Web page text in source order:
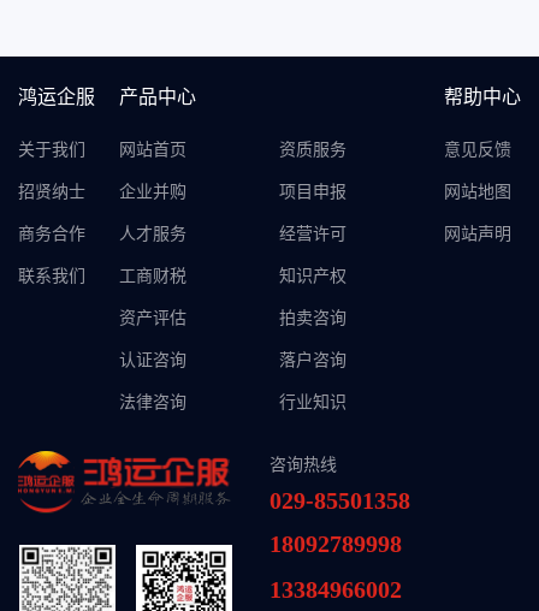
鸿运企服
关于我们
招贤纳士
商务合作
联系我们
产品中心
网站首页 资质服务
企业并购 项目申报
人才服务 经营许可
工商财税 知识产权
资产评估 拍卖咨询
认证咨询 落户咨询
法律咨询 行业知识
帮助中心
意见反馈
网站地图
网站声明
咨询热线
029-85501358
18092789998
13384966002